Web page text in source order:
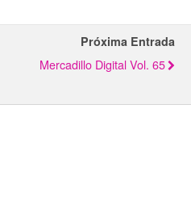
Próxima Entrada
Mercadillo Digital Vol. 65